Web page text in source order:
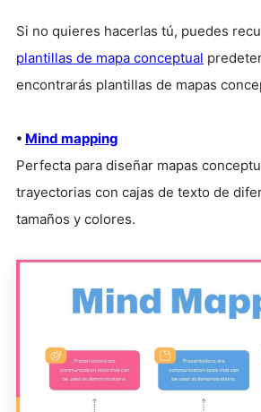
Si no quieres hacerlas tú, puedes
plantillas de mapa conceptual
encontrarás plantillas de mapas
• Mind mapping
Perfecta para diseñar mapas
trayectorias con cajas de texto de
tamaños y colores.